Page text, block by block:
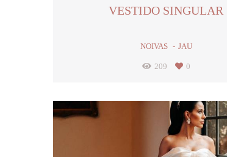
VESTIDO SINGULAR
NOIVAS JAU
209 0